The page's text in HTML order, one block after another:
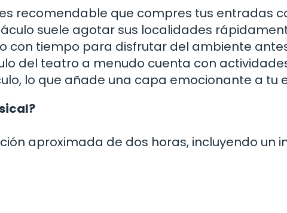
recomendable que compres tus entradas
suele agotar sus localidades
con tiempo para disfrutar del ambiente
del teatro a menudo cuenta con
lo que añade una capa emocionante a tu
aproximada de dos horas, incluyendo un